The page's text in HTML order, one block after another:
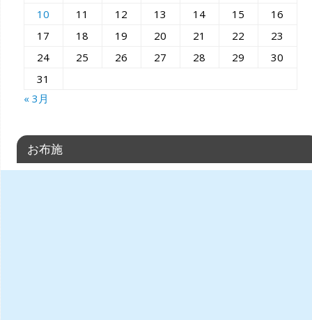
10
11 12 13 14 15
16
17
18 19 20 21 22
23
24
25 26 27 28 29
30
31
« 3月
お布施